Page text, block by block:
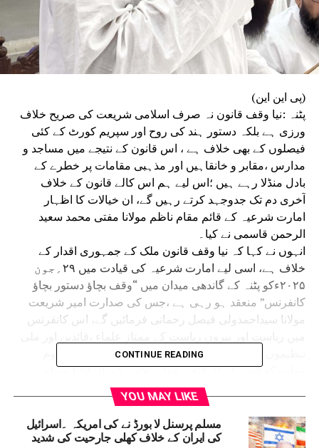
(پی این این)
پٹنہ :نیا وقف قانون نہ صرف اسلامی شریعت کی صریح خلاف
ورزی ہے بلکہ دستور ہند کی روح اور سپریم کورٹ کے کئی
فیصلوں کے بھی خلاف ہے ، اس قانون کے نتیجے میں مساجد و
مدارس ،مقابر و خانقاہیں اور مذہبی مقامات پر خطرے کے
بادل منڈلا رہے ہیں ؛اس لیے ہم اس کالے قانون کے خلاف
آخری دم تک جدوجہد کرتے رہیں گے، ان خیالات کا اظہار
امارت شرعیہ کے قائم مقام ناظم مولانا مفتی محمد سعید
الرحمن قاسمی نے کیا۔
انہوں نے کہا کہ نیا وقف قانون ملک کے جمہوری اقدار کے
خلاف ہے، اسی لیے امارت شرعیہ کی قیادت میں ۲۹؍جون
۲۰۲۵ءکو پٹنہ کے گاندھی میدان میں “وقف بچاؤ دستور بچاؤ
کانفرنس” منعقد ہو رہی ہے ،جس کی صدارت امیر شریعت
مولانا سیداحمدولی فیصل رحمانی فرمائیں گے، اس کانفرنس
تنظیموں کے ذمہ دار حضرات شرکت فرمائیں گے اور قوم
وملت کو آئندہ کے لئےلائحہ عمل بتلائیں گے، آل انڈیا مسلم
پرسنل لا بورڈ اور بہار کی جملہ ملی تنظیموں، خانقاہوں کے
ایک کانفرنس ہونے جا رہی ہے جس کی تمام تیاریاں مکمل ہو
گئی ہیں، رضا کار مقرر کر دیے گئے ہیں، عوامی رابطوں کے
CONTINUE READING
YOU MAY LIKE
مسلم پرسنل لا بورڈ نے کی امریکہ ۔اسرائیل
کی ایران کے خلاف کھلی جارحیت کی شدید